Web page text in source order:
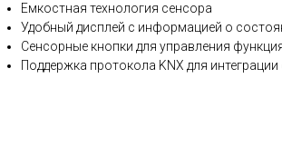
Емкостная технология сенсора
Удобный дисплей с информацией о
Сенсорные кнопки для управления
Поддержка протокола KNX для